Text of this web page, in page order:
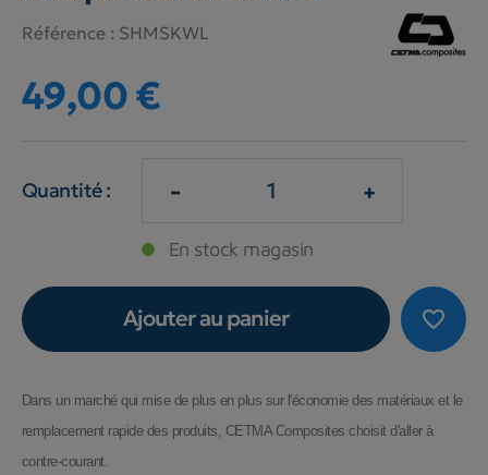
Référence : SHMSKWL
49,00 €
Quantité : - +
En stock magasin
favorite_border
Ajouter au panier
Dans un marché qui mise de plus en plus sur l'économie des matériaux et le
remplacement rapide des produits, CETMA Composites choisit d'aller à
contre-courant.